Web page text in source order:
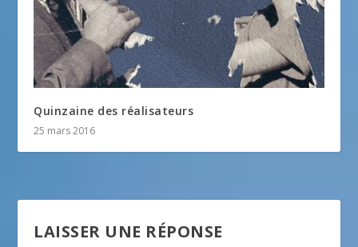
Quinzaine des réalisateurs
25 mars 2016
LAISSER UNE RÉPONSE